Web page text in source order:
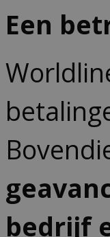
Een
bedrijf